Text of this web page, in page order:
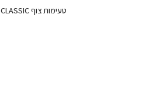
טעימות צוף CLASSIC